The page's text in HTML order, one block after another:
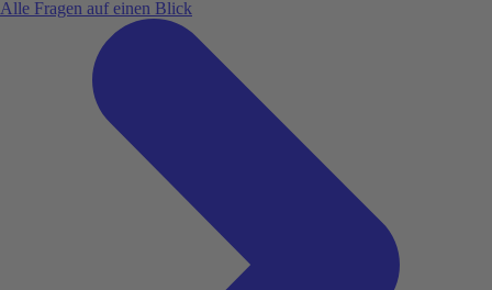
Alle Fragen auf einen Blick